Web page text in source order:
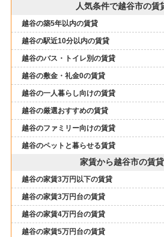
人気条件で越谷市の賃
越谷の築5年以内の賃貸
越谷の駅近10分以内の賃貸
越谷のバス・トイレ別の賃貸
越谷の敷金・礼金0の賃貸
越谷の一人暮らし向けの賃貸
越谷の厳選おすすめの賃貸
越谷のファミリー向けの賃貸
越谷のペットと暮らせる賃貸
家賃から越谷市の賃
越谷の家賃3万円以下の賃貸
越谷の家賃3万円台の賃貸
越谷の家賃4万円台の賃貸
越谷の家賃5万円台の賃貸